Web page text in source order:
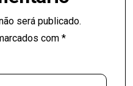
será publicado.
com *